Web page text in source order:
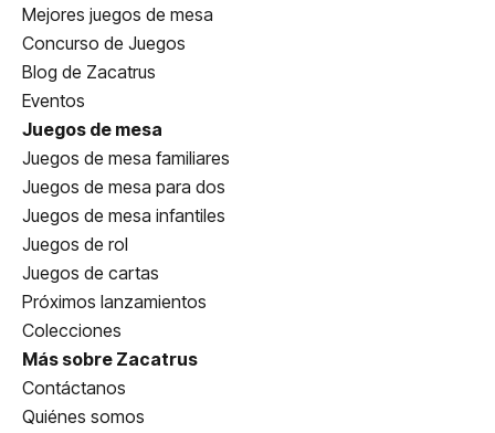
Mejores juegos de mesa
Concurso de Juegos
Blog de Zacatrus
Eventos
Juegos de mesa
Juegos de mesa familiares
Juegos de mesa para dos
Juegos de mesa infantiles
Juegos de rol
Juegos de cartas
Próximos lanzamientos
Colecciones
Más sobre Zacatrus
Contáctanos
Quiénes somos